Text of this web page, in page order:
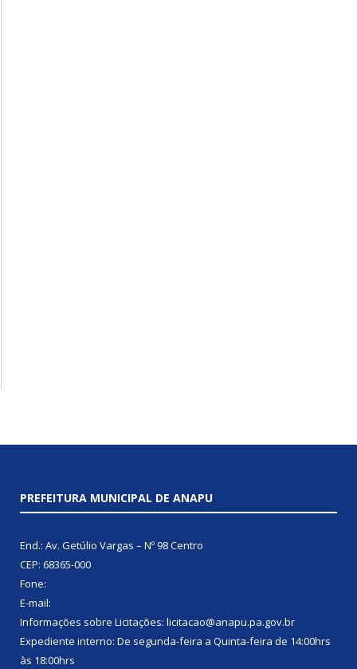
PREFEITURA MUNICIPAL DE ANAPU
End.: Av. Getúlio Vargas – Nº 98 Centro
CEP: 68365-000
Fone:
E-mail:
Informações sobre Licitações: licitacao@anapu.pa.gov.br
Expediente interno: De segunda-feira a Quinta-feira de 14:00hrs
às 18:00hrs